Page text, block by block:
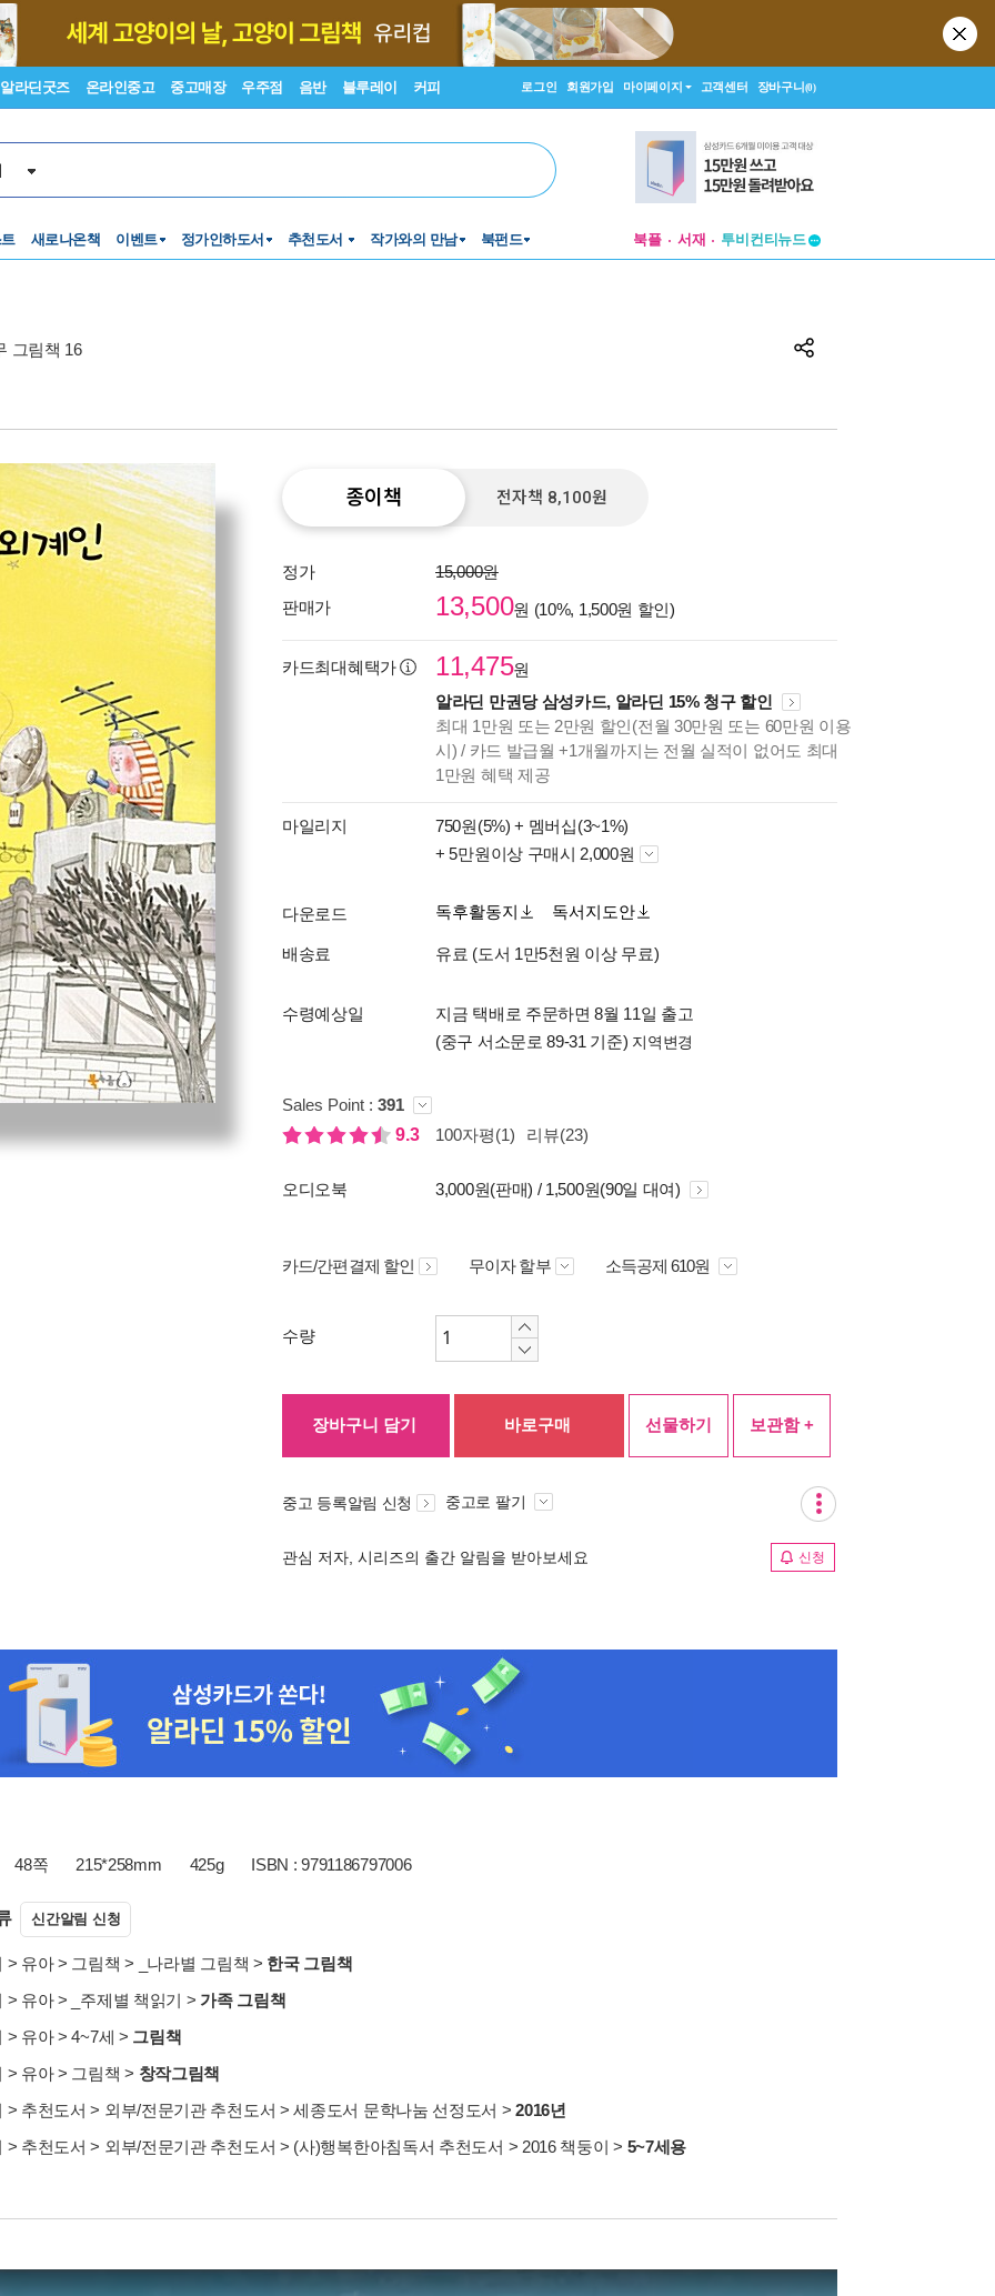
알라딘굿즈 온라인중고 중고매장 우주점 음반 블루레이 커피 로그인 회원가입 마이페이지 고객센터 장바구니(0)
새로나온책 이벤트 정가인하도서 추천도서 작가와의 만남 북펀드 북플 서재
투비컨티뉴드
창작플랫폼
그림책 16
종이책 전자책 8,100원
정가
15,000원
판매가
13,500원 (10%, 1,500원 할인)
카드최대혜택가 11,475원
알라딘 만권당 삼성카드, 알라딘 15% 청구 할인
최대 1만원 또는 2만원 할인(전월 30만원 또는 60만원 이용
시) / 카드 발급월 +1개월까지는 전월 실적이 없어도 최대
1만원 혜택 제공
마일리지 750원(5%) + 멤버십(3~1%)
+ 5만원이상 구매시 2,000원
다운로드 독후활동지 독서지도안
배송료 유료 (도서 1만5천원 이상 무료)
수령예상일
지금 택배로 주문하면 8월 11일 출고
(중구 서소문로 89-31 기준) 지역변경
Sales Point : 391
9.3
100자평(1) 리뷰(23)
오디오북 3,000원(판매) / 1,500원(90일 대여)
카드/간편결제 할인 무이자 할부 소득공제 610원
수량
장바구니 담기 바로구매 선물하기 보관함 +
중고 등록알림 신청 중고로 팔기
관심 저자, 시리즈의 출간 알림을 받아보세요 신청
48쪽 215*258mm 425g ISBN : 9791186797006
신간알림 신청
> 유아> 그림책 > _나라별 그림책 > 한국 그림책
> 유아> _주제별 책읽기 > 가족 그림책
> 유아>4~7세 > 그림책
> 유아> 그림책 > 창작그림책
> 추천도서 > 외부/전문기관 추천도서 >세종도서 문학나눔 선정도서 >2016년
> 추천도서 > 외부/전문기관 추천도서 > (사)행복한아침독서 추천도서 > 2016 책둥이 > 5~7세용